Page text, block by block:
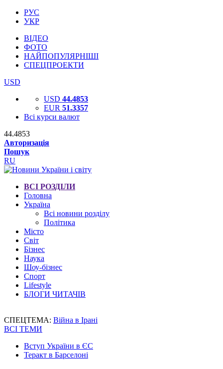
РУС
УКР
ВІДЕО
ФОТО
НАЙПОПУЛЯРНІШІ
СПЕЦПРОЕКТИ
USD
USD 44.4853
EUR 51.3357
Всі курси валют
44.4853
Авторизація
Пошук
RU
ВСІ РОЗДІЛИ
Головна
Україна
Всі новини розділу
Політика
Місто
Світ
Бізнес
Наука
Шоу-бізнес
Спорт
Lifestyle
БЛОГИ ЧИТАЧІВ
СПЕЦТЕМА: Війна в Ірані
ВСІ ТЕМИ
Вступ України в ЄС
Теракт в Барселоні